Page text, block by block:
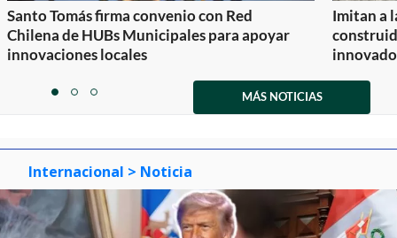
Santo Tomás firma convenio con Red
Chilena de HUBs Municipales para apoyar
innovaciones locales
Imitan a
itemitemitem
MÁS NOTICIAS
Internacional > Noticia